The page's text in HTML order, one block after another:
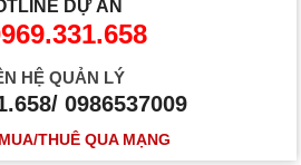
DỰ ÁN
HỆ QUẢN LÝ
0986537009
THUÊ QUA MẠNG